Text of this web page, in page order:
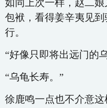
如同上次一样，赵二
包袱，看得姜辛夷见
行。
“好像只即将出远门的
“乌龟长寿。”
徐鹿鸣一点也不介意